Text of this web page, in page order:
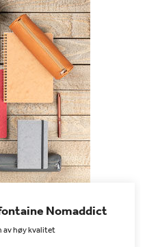
Nomaddict
av høy kvalitet